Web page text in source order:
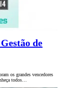
de
os grandes vencedores
todos…